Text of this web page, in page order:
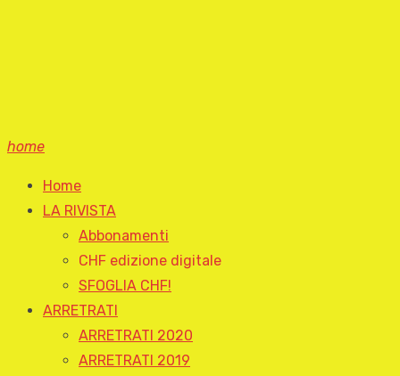
home
Home
LA RIVISTA
Abbonamenti
CHF edizione digitale
SFOGLIA CHF!
ARRETRATI
ARRETRATI 2020
ARRETRATI 2019